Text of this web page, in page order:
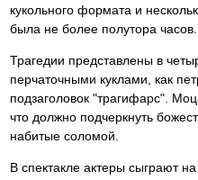
кукольного формата и
была не более полутора часов.
Трагедии представлены в
перчаточными куклами, как
подзаголовок "трагифарс".
что должно подчеркнуть
набитые соломой.
В спектакле актеры сыграют